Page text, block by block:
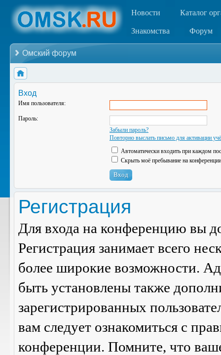
Новости Каталог
Знакомства Форум
Омский форум
Вход
Имя пользователя:
Пароль:
Забыли пароль?
Повторно выслать письмо для активации
Автоматически входить при каждом
Скрыть моё пребывание на
Регистрация
Для входа на конференцию вы
Регистрация занимает всего
более широкие возможности.
быть установлены также
зарегистрированных
вам следует ознакомиться с
конференции. Помните, что